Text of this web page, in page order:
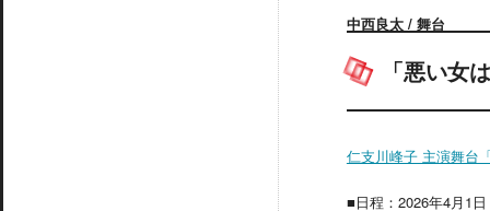
中西良太 / 舞台
「悪い女
仁支川峰子 主演舞台
■日程：2026年4月1